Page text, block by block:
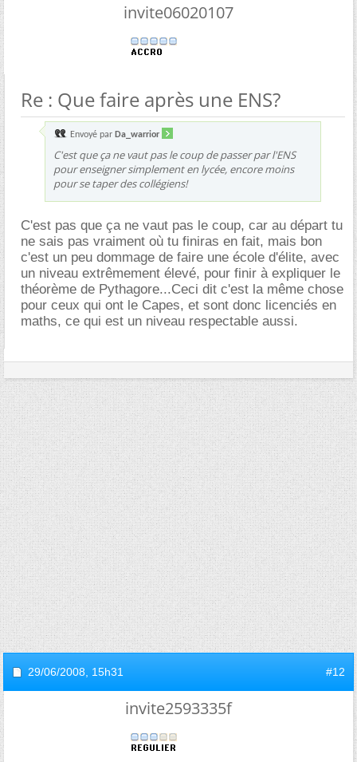
invite06020107
Re : Que faire après une ENS?
Envoyé par Da_warrior
C'est que ça ne vaut pas le coup de passer par l'ENS
pour enseigner simplement en lycée, encore moins
pour se taper des collégiens!
C'est pas que ça ne vaut pas le coup, car au départ tu
ne sais pas vraiment où tu finiras en fait, mais bon
c'est un peu dommage de faire une école d'élite, avec
un niveau extrêmement élevé, pour finir à expliquer le
théorème de Pythagore...Ceci dit c'est la même chose
pour ceux qui ont le Capes, et sont donc licenciés en
maths, ce qui est un niveau respectable aussi.
29/06/2008, 15h31 #12
invite2593335f